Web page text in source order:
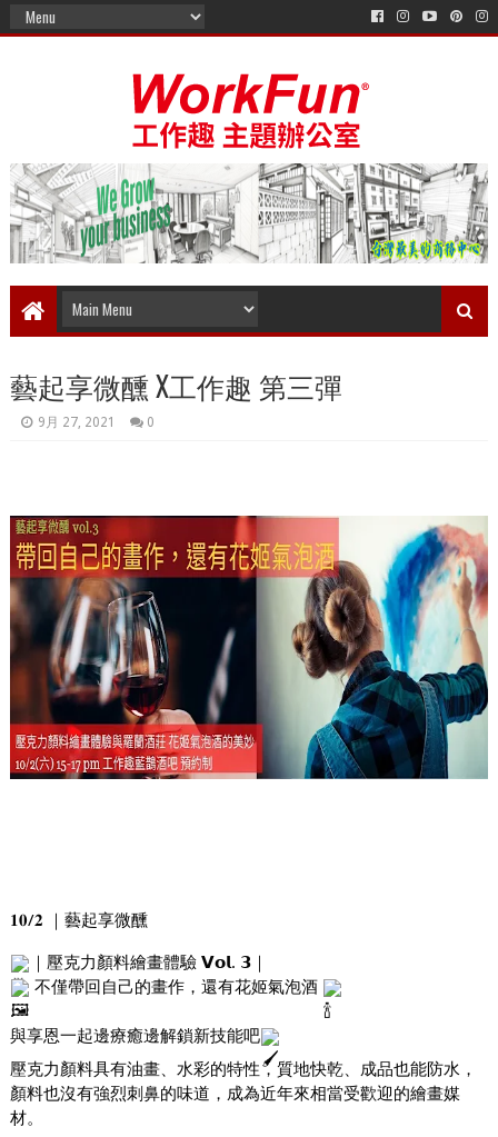
藝起享微醺 X工作趣 第三彈
9月 27, 2021 0
𝟏𝟎/𝟐 ｜藝起享微醺
｜壓克力顏料繪畫體驗 𝗩𝗼𝗹. 𝟯｜
不僅帶回自己的畫作，還有花姬氣泡酒
.
與享恩一起邊療癒邊解鎖新技能吧
壓克力顏料具有油畫、水彩的特性，質地快乾、成品也能防水，
顏料也沒有強烈刺鼻的味道，成為近年來相當受歡迎的繪畫媒
材。